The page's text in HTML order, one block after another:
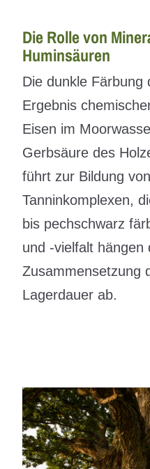
Die Rolle von
Huminsäuren
Die dunkle Färbung
Ergebnis
Eisen im
Gerbsäure des
führt zur Bildung
Tanninkomplexen,
bis pechschwarz
und -vielfalt hängen
Zusammensetzung
Lagerdauer ab.